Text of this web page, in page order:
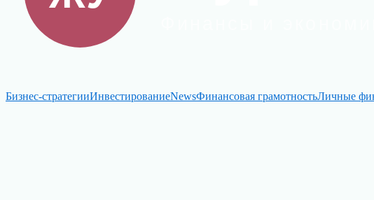
Бизнес-стратегииИнвестированиеNewsФинансовая грамотностьЛичные